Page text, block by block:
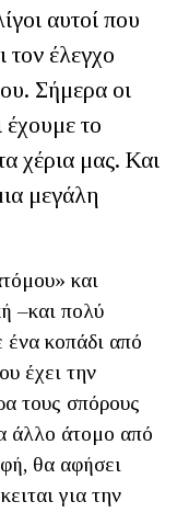
αυτοί που
τον έλεγχο
Σήμερα οι
έχουμε το
χέρια μας. Και
μεγάλη
και
–και πολύ
κοπάδι από
έχει την
τους σπόρους
άλλο άτομο από
θα αφήσει
για την